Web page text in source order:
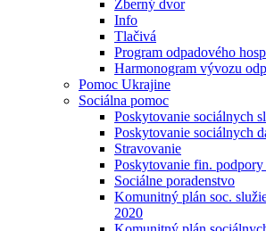
Zberný dvor
Info
Tlačivá
Program odpadového
Harmonogram vývozu
Pomoc Ukrajine
Sociálna pomoc
Poskytovanie sociálnych
Poskytovanie sociálnych
Stravovanie
Poskytovanie fin. podpory
Sociálne poradenstvo
Komunitný plán soc.
2020